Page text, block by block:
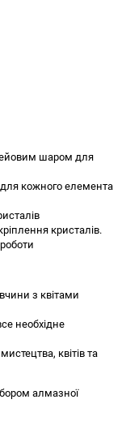
шаром для
для кожного елемента
кристалів.
з квітами
необхідне
квітів та
алмазної